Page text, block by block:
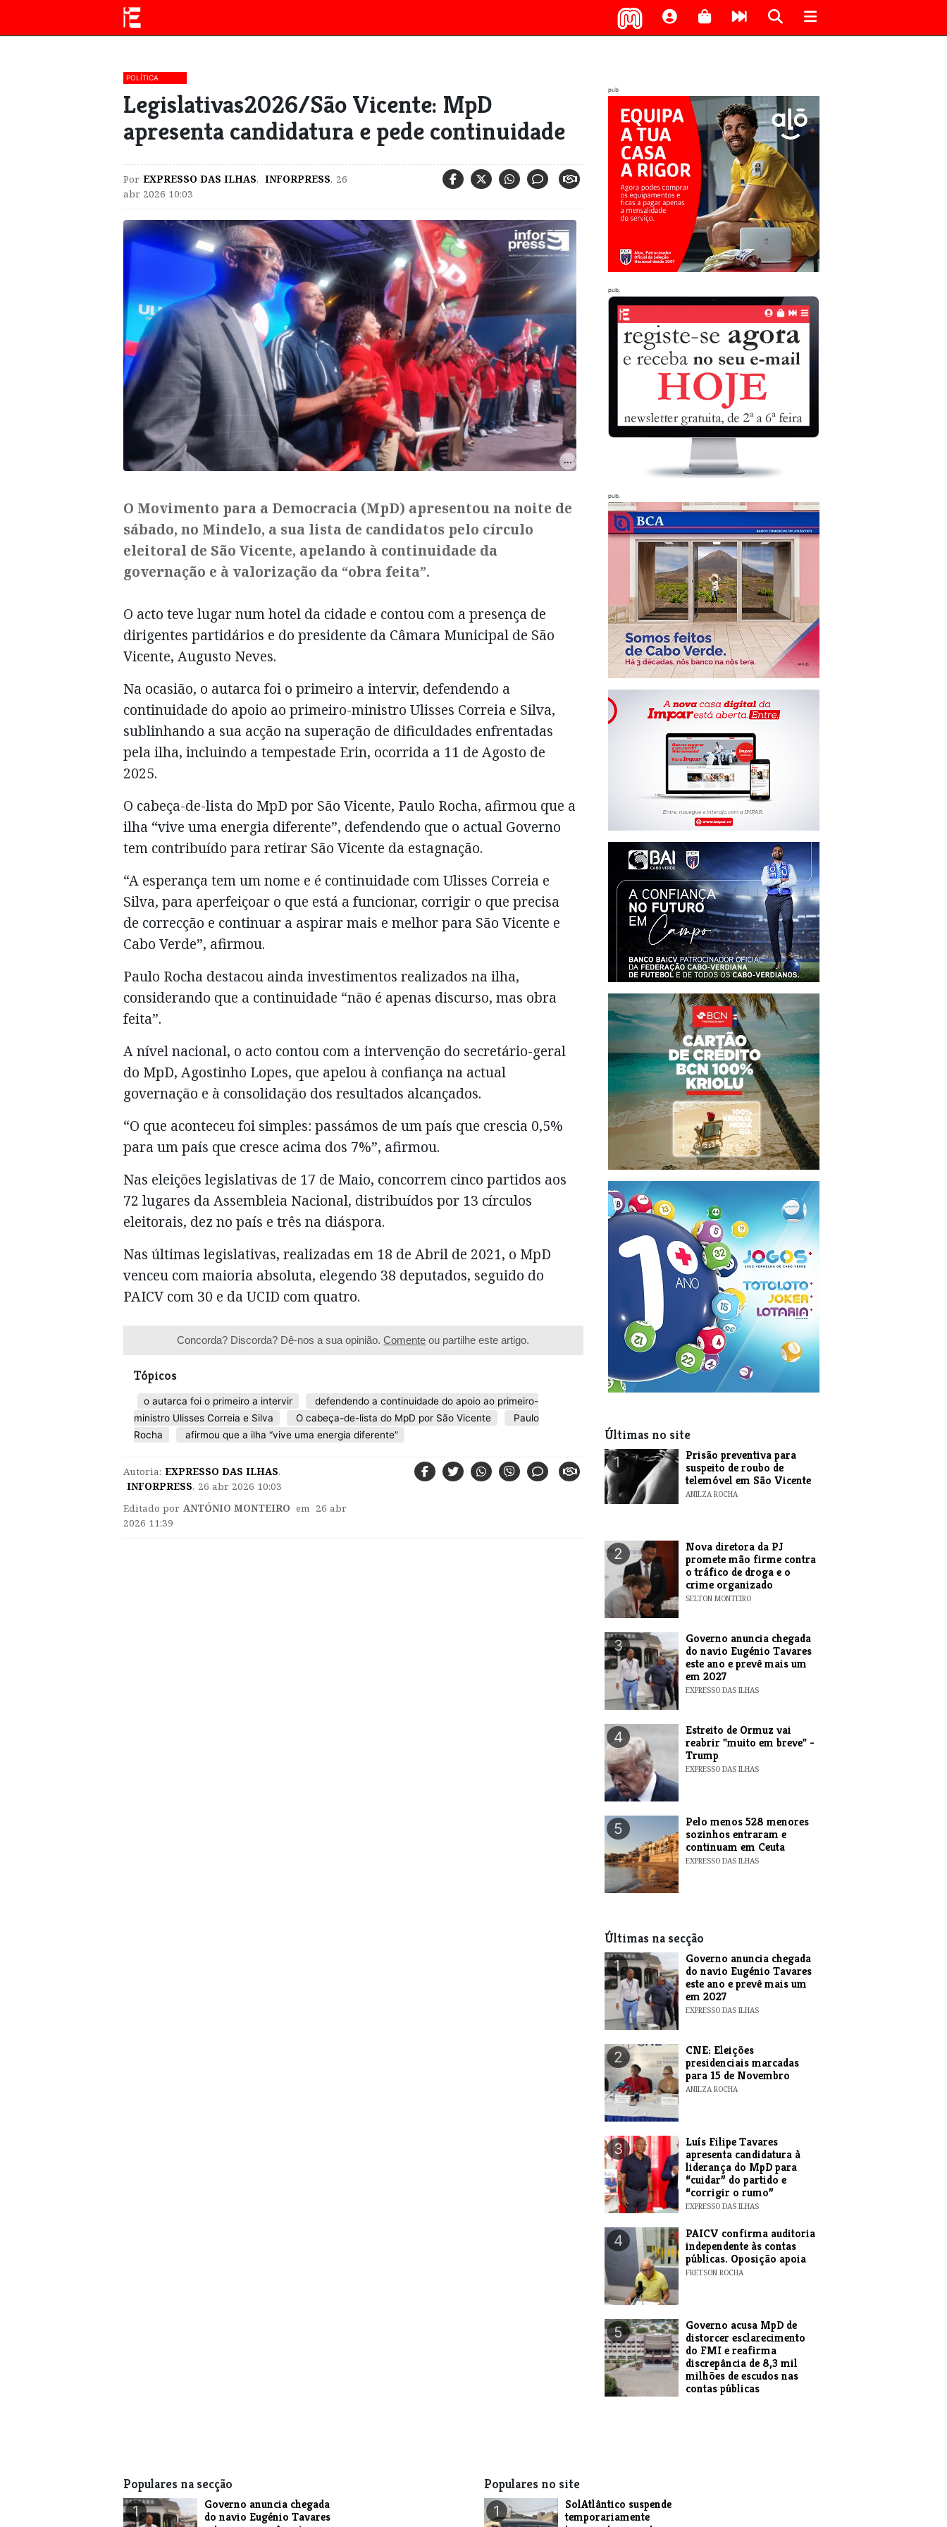
POLÍTICA
Legislativas2026/São Vicente: MpD
apresenta candidatura e pede continuidade
Por EXPRESSO DAS ILHAS, INFORPRESS, 26
abr 2026 10:03
O Movimento para a Democracia (MpD) apresentou na noite de
sábado, no Mindelo, a sua lista de candidatos pelo círculo
eleitoral de São Vicente, apelando à continuidade da
governação e à valorização da “obra feita”.
O acto teve lugar num hotel da cidade e contou com a presença de
dirigentes partidários e do presidente da Câmara Municipal de São
Vicente, Augusto Neves.
Na ocasião, o autarca foi o primeiro a intervir, defendendo a
continuidade do apoio ao primeiro-ministro Ulisses Correia e Silva,
sublinhando a sua acção na superação de dificuldades enfrentadas
pela ilha, incluindo a tempestade Erin, ocorrida a 11 de Agosto de
2025.
O cabeça-de-lista do MpD por São Vicente, Paulo Rocha, afirmou que a
ilha “vive uma energia diferente”, defendendo que o actual Governo
tem contribuído para retirar São Vicente da estagnação.
“A esperança tem um nome e é continuidade com Ulisses Correia e
Silva, para aperfeiçoar o que está a funcionar, corrigir o que precisa
de correcção e continuar a aspirar mais e melhor para São Vicente e
Cabo Verde”, afirmou.
Paulo Rocha destacou ainda investimentos realizados na ilha,
considerando que a continuidade “não é apenas discurso, mas obra
feita”.
A nível nacional, o acto contou com a intervenção do secretário-geral
do MpD, Agostinho Lopes, que apelou à confiança na actual
governação e à consolidação dos resultados alcançados.
“O que aconteceu foi simples: passámos de um país que crescia 0,5%
para um país que cresce acima dos 7%”, afirmou.
Nas eleições legislativas de 17 de Maio, concorrem cinco partidos aos
72 lugares da Assembleia Nacional, distribuídos por 13 círculos
eleitorais, dez no país e três na diáspora.
Nas últimas legislativas, realizadas em 18 de Abril de 2021, o MpD
venceu com maioria absoluta, elegendo 38 deputados, seguido do
PAICV com 30 e da UCID com quatro.
Concorda? Discorda? Dê-nos a sua opinião.Comente ou partilhe este artigo.
Tópicos
o autarca foi o primeiro a intervir
defendendo a continuidade do apoio ao primeiro-
ministro Ulisses Correia e Silva
O cabeça-de-lista do MpD por São Vicente
Paulo
Rocha
afirmou que a ilha “vive uma energia diferente”
Autoria: EXPRESSO DAS ILHAS,
INFORPRESS, 26 abr 2026 10:03
Editado por ANTÓNIO MONTEIRO em 26 abr
2026 11:39
pub
pub.
pub.
Últimas no site
1
Prisão preventiva para
suspeito de roubo de
telemóvel em São Vicente
ANILZA ROCHA
2
Nova diretora da PJ
promete mão firme contra
o tráfico de droga e o
crime organizado
SELTON MONTEIRO
3
Governo anuncia chegada
do navio Eugénio Tavares
este ano e prevê mais um
em 2027
EXPRESSO DAS ILHAS
4
Estreito de Ormuz vai
reabrir "muito em breve" -
Trump
EXPRESSO DAS ILHAS
5
Pelo menos 528 menores
sozinhos entraram e
continuam em Ceuta
EXPRESSO DAS ILHAS
Últimas na secção
1
Governo anuncia chegada
do navio Eugénio Tavares
este ano e prevê mais um
em 2027
EXPRESSO DAS ILHAS
2
CNE: Eleições
presidenciais marcadas
para 15 de Novembro
ANILZA ROCHA
3
Luís Filipe Tavares
apresenta candidatura à
liderança do MpD para
“cuidar” do partido e
“corrigir o rumo”
EXPRESSO DAS ILHAS
4
​PAICV confirma auditoria
independente às contas
públicas. Oposição apoia
FRETSON ROCHA
5
Governo acusa MpD de
distorcer esclarecimento
do FMI e reafirma
discrepância de 8,3 mil
milhões de escudos nas
contas públicas
Populares na secção
1
Governo anuncia chegada
do navio Eugénio Tavares
Populares no site
1
SolAtlântico suspende
temporariamente